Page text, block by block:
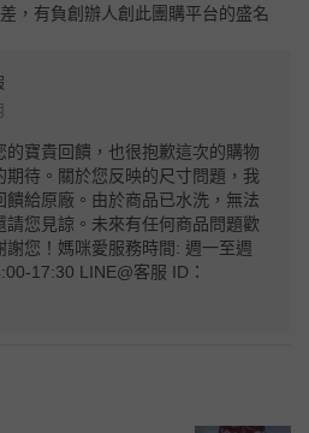
，有負創辦人創此團購平台的盛名
的寶貴回饋，也很抱歉這次的購物
期待。關於您反映的尺寸問題，我
饋給原廠。由於商品已水洗，無法
請您見諒。未來有任何商品問題歡
謝您！媽咪愛服務時間: 週一至週
17:30 LINE@客服 ID：